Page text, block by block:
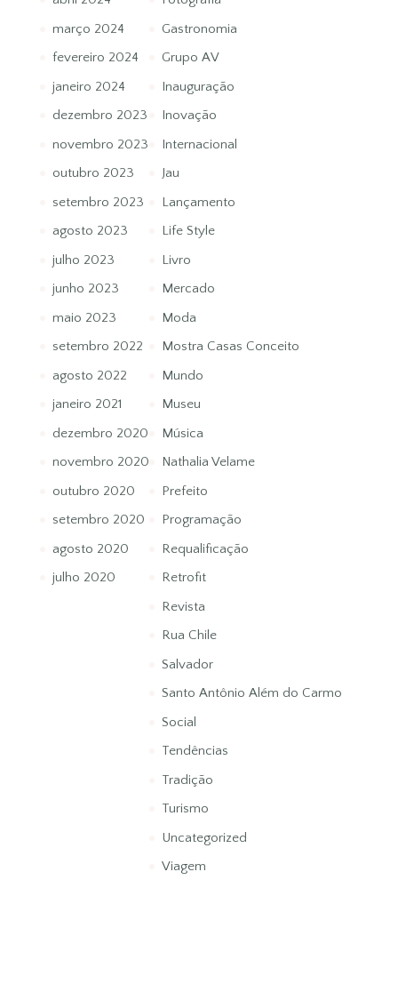
março 2024
fevereiro 2024
janeiro 2024
dezembro 2023
novembro 2023
outubro 2023
setembro 2023
agosto 2023
julho 2023
junho 2023
maio 2023
setembro 2022
agosto 2022
janeiro 2021
dezembro 2020
novembro 2020
outubro 2020
setembro 2020
agosto 2020
julho 2020
Gastronomia
Grupo AV
Inauguração
Inovação
Internacional
Jau
Lançamento
Life Style
Livro
Mercado
Moda
Mostra Casas Conceito
Mundo
Museu
Música
Nathalia Velame
Prefeito
Programação
Requalificação
Retrofit
Revista
Rua Chile
Salvador
Santo Antônio Além do Carmo
Social
Tendências
Tradição
Turismo
Uncategorized
Viagem